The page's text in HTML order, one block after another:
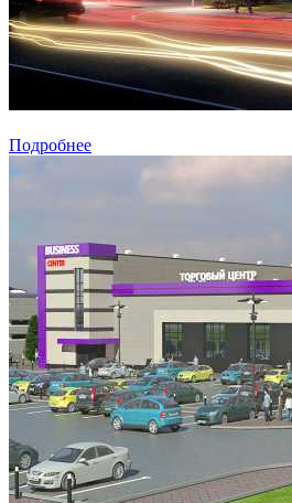
Подробнее